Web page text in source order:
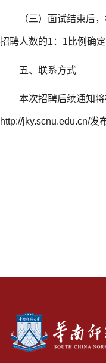
（三）面试结束后
招聘人数的1：1比例确
五、联系方式
本次招聘后续通知
http://jky.scnu.edu.cn/发